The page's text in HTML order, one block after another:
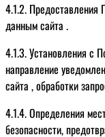
4.1.2. Предоставления
данным сайта .
4.1.3. Установления с
направление
сайта , обработки
4.1.4. Определения
безопасности,